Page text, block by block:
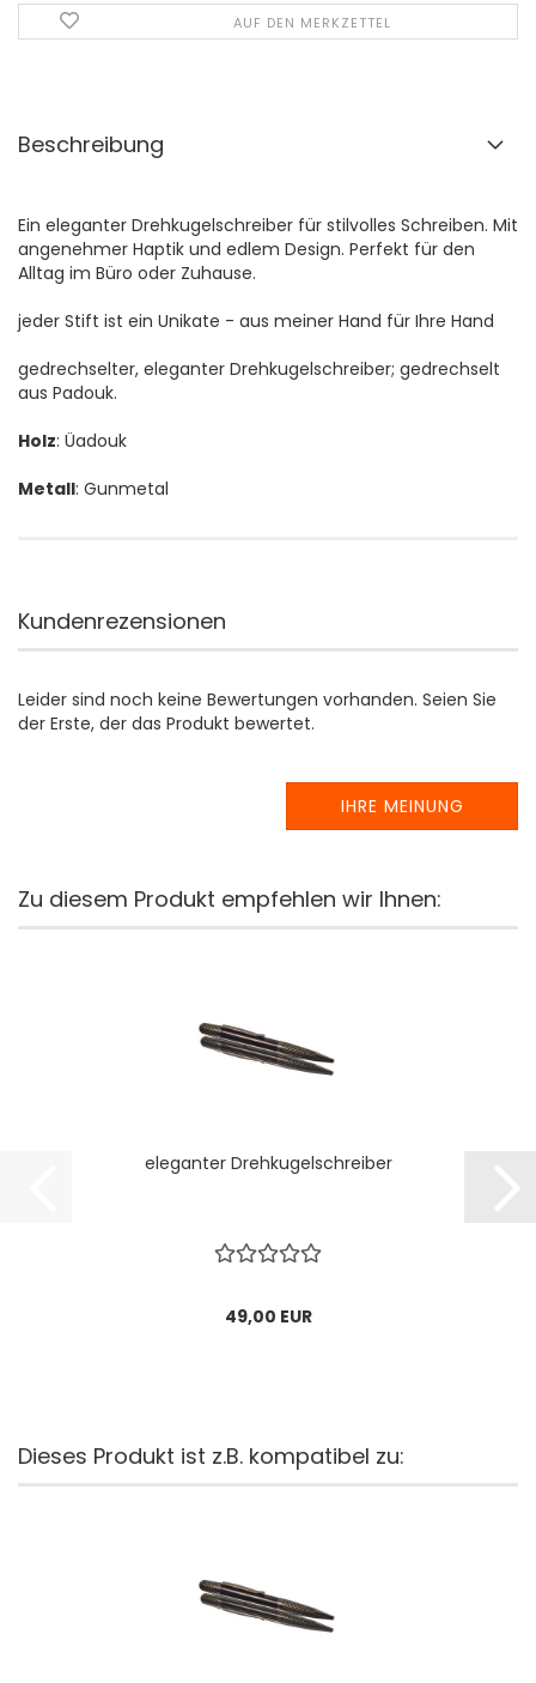
AUF DEN MERKZETTEL
Beschreibung
Ein eleganter Drehkugelschreiber für stilvolles Schreiben. Mit
angenehmer Haptik und edlem Design. Perfekt für den
Alltag im Büro oder Zuhause.
jeder Stift ist ein Unikate - aus meiner Hand für Ihre Hand
gedrechselter, eleganter Drehkugelschreiber; gedrechselt
aus Padouk.
Holz: Üadouk
Metall: Gunmetal
Kundenrezensionen
Leider sind noch keine Bewertungen vorhanden. Seien Sie
der Erste, der das Produkt bewertet.
IHRE MEINUNG
Zu diesem Produkt empfehlen wir Ihnen:
eleganter Drehkugelschreiber
49,00 EUR
Dieses Produkt ist z.B. kompatibel zu: